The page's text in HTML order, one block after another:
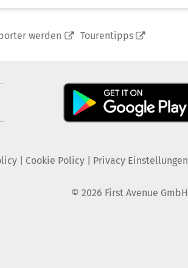
werden Tourentipps
| Cookie Policy| Privacy Einstellungen
© 2026 First Avenue GmbH